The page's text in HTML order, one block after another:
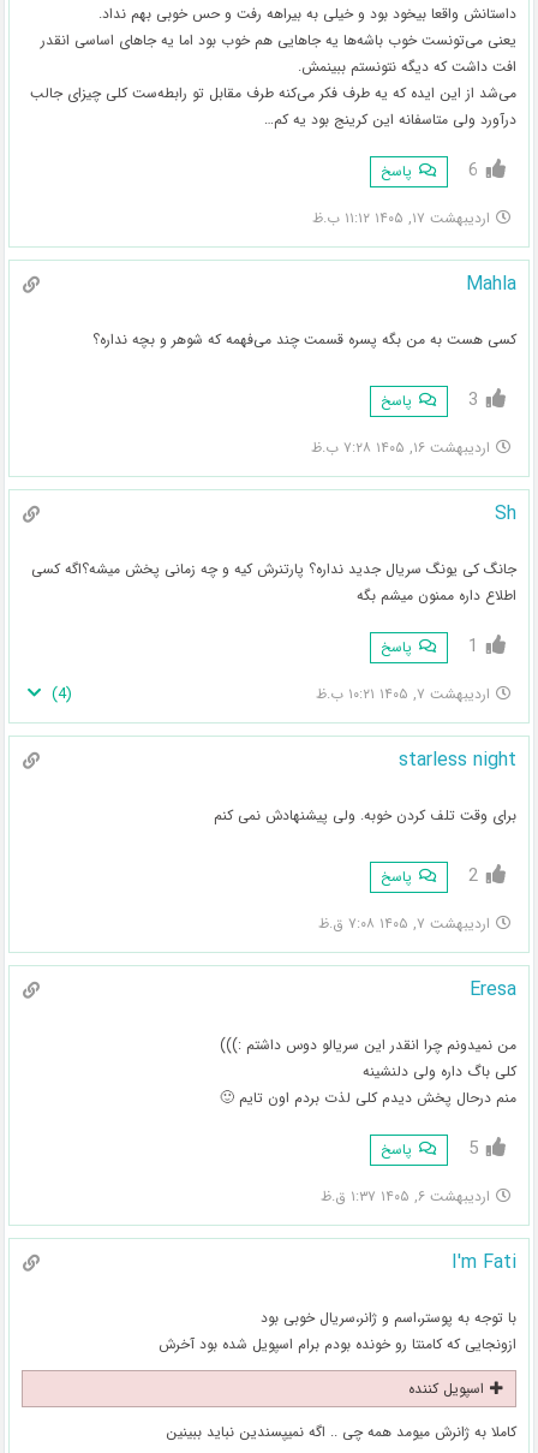
داستانش واقعا بیخود بود و خیلی به بیراهه رفت و حس خوبی بهم نداد.
یعنی می‌تونست خوب باشه‌ها یه جاهایی هم خوب بود اما یه جاهای اساسی انقدر
افت داشت که دیگه نتونستم ببینمش.
می‌شد از این ایده که یه طرف فکر می‌کنه طرف مقابل تو رابطه‌ست کلی چیزای جالب
درآورد ولی متاسفانه این کرینج بود یه کم…
6 پاسخ
اردیبهشت ۱۷, ۱۴۰۵ ۱۱:۱۲ ب.ظ
Mahla
کسی هست به من بگه پسره قسمت چند می‌فهمه که شوهر و بچه نداره؟
3 پاسخ
اردیبهشت ۱۶, ۱۴۰۵ ۷:۲۸ ب.ظ
Sh
جانگ کی یونگ سریال جدید نداره؟ پارتنرش کیه و چه زمانی پخش میشه؟اگه کسی
اطلاع داره ممنون میشم بگه
1 پاسخ
اردیبهشت ۷, ۱۴۰۵ ۱۰:۲۱ ب.ظ (
4
)
starless night
برای وقت تلف کردن خوبه. ولی پیشنهادش نمی کنم
2 پاسخ
اردیبهشت ۷, ۱۴۰۵ ۷:۰۸ ق.ظ
Eresa
من نمیدونم چرا انقدر این سریالو دوس داشتم :)))
کلی باگ داره ولی دلنشینه
منم درحال پخش دیدم کلی لذت بردم اون تایم 🙂
5 پاسخ
اردیبهشت ۶, ۱۴۰۵ ۱:۳۷ ق.ظ
I'm Fati
با توجه به پوستر،اسم‌ و ژانر،سریال خوبی بود
ازونجایی که کامنتا رو خونده بودم برام اسپویل شده بود آخرش
اسپویل کننده
کاملا به ژانرش میومد همه چی ..‌ اگه نمیپسندین نباید ببینین